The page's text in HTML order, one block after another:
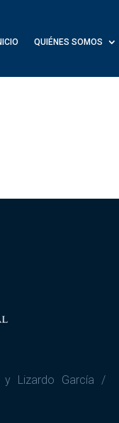
QUIÉNES SOMOS
y Lizardo García /